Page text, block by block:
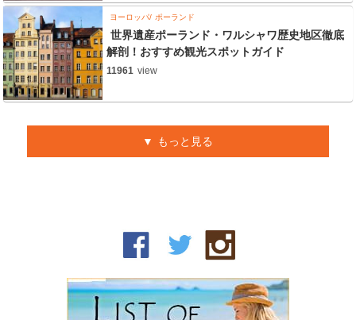
ヨーロッパ ポーランド
世界遺産ポーランド・ワルシャワ歴史地区徹底
解剖！おすすめ観光スポットガイド
11961 view
もっと見る